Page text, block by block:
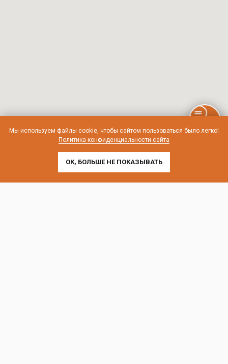
Мы используем файлы cookie, чтобы сайтом пользоваться было легко!
Политика конфиденциальности сайта
ОК, БОЛЬШЕ НЕ ПОКАЗЫВАТЬ